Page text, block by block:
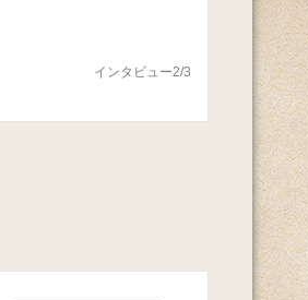
インタビュー2/3